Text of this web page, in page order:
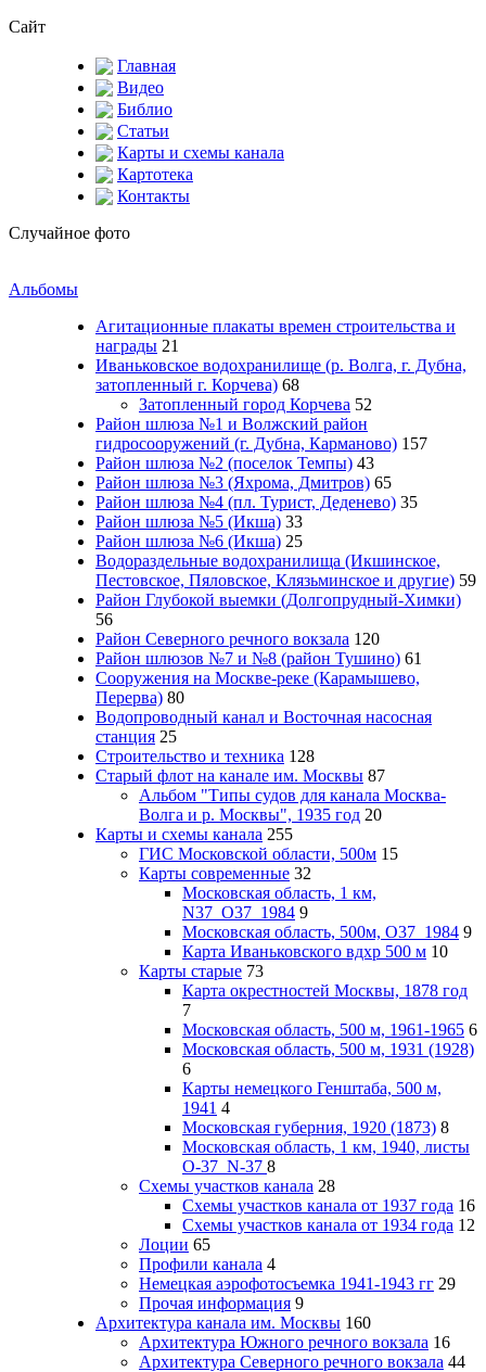
Сайт
Главная
Видео
Библио
Статьи
Карты и схемы канала
Картотека
Контакты
Случайное фото
Альбомы
Агитационные плакаты времен строительства и
награды 21
Иваньковское водохранилище (р. Волга, г. Дубна,
затопленный г. Корчева) 68
Затопленный город Корчева 52
Район шлюза №1 и Волжский район
гидросооружений (г. Дубна, Карманово) 157
Район шлюза №2 (поселок Темпы) 43
Район шлюза №3 (Яхрома, Дмитров) 65
Район шлюза №4 (пл. Турист, Деденево) 35
Район шлюза №5 (Икша) 33
Район шлюза №6 (Икша) 25
Водораздельные водохранилища (Икшинское,
Пестовское, Пяловское, Клязьминское и другие) 59
Район Глубокой выемки (Долгопрудный-Химки)
56
Район Северного речного вокзала 120
Район шлюзов №7 и №8 (район Тушино) 61
Сооружения на Москве-реке (Карамышево,
Перерва) 80
Водопроводный канал и Восточная насосная
станция 25
Строительство и техника 128
Старый флот на канале им. Москвы 87
Альбом "Типы судов для канала Москва-
Волга и р. Москвы", 1935 год 20
Карты и схемы канала 255
ГИС Московcкой области, 500м 15
Карты современные 32
Московская область, 1 км,
N37_O37_1984 9
Московская область, 500м, О37_1984 9
Карта Иваньковского вдхр 500 м 10
Карты старые 73
Карта окрестностей Москвы, 1878 год
7
Московская область, 500 м, 1961-1965 6
Московская область, 500 м, 1931 (1928)
6
Карты немецкого Генштаба, 500 м,
1941 4
Московская губерния, 1920 (1873) 8
Московская область, 1 км, 1940, листы
О-37_N-37 8
Схемы участков канала 28
Схемы участков канала от 1937 года 16
Схемы участков канала от 1934 года 12
Лоции 65
Профили канала 4
Немецкая аэрофотосъемка 1941-1943 гг 29
Прочая информация 9
Архитектура канала им. Москвы 160
Архитектура Южного речного вокзала 16
Архитектура Северного речного вокзала 44